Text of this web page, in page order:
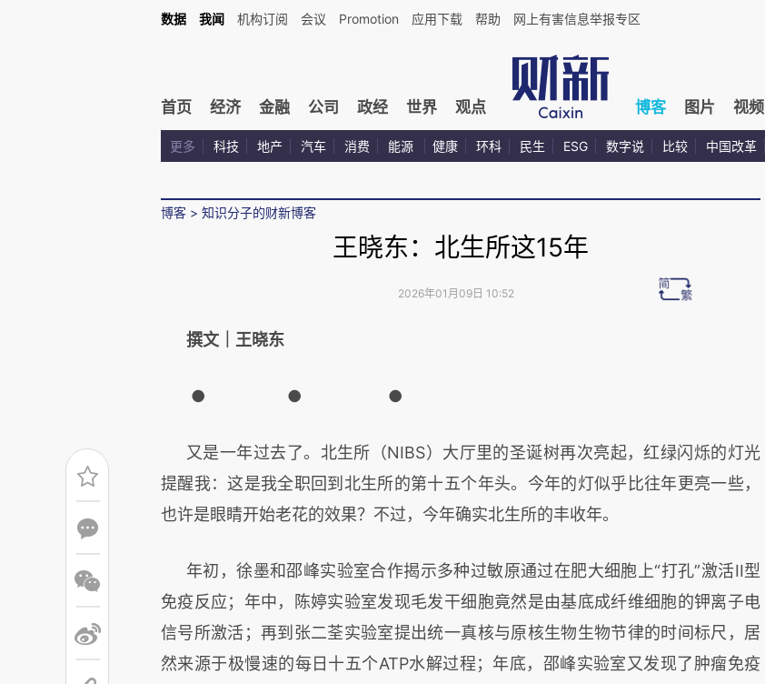
数据 我闻 机构订阅 会议 Promotion 应用下载 帮助 网上有害信息举报专区
首页 经济 金融 公司 政经 世界 观点 博客 图片 视频
更多 科技 地产 汽车 消费 能源 健康 环科 民生 ESG 数字说 比较 中国改革
博客 > 知识分子的财新博客
王晓东：北生所这15年
2026年01月09日 10:52
撰文｜王晓东
● ● ●
又是一年过去了。北生所（NIBS）大厅里的圣诞树再次亮起，红绿闪烁的灯光
提醒我：这是我全职回到北生所的第十五个年头。今年的灯似乎比往年更亮一些，
也许是眼睛开始老花的效果？不过，今年确实北生所的丰收年。
年初，徐墨和邵峰实验室合作揭示多种过敏原通过在肥大细胞上“打孔”激活II型
免疫反应；年中，陈婷实验室发现毛发干细胞竟然是由基底成纤维细胞的钾离子电
信号所激活；再到张二荃实验室提出统一真核与原核生物生物节律的时间标尺，居
然来源于极慢速的每日十五个ATP水解过程；年底，邵峰实验室又发现了肿瘤免疫